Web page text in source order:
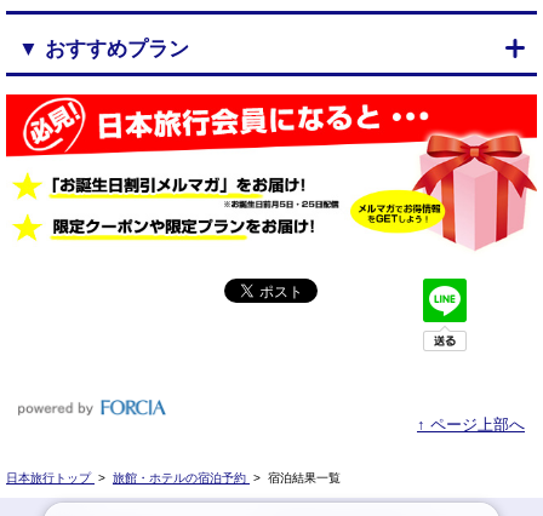
▼ おすすめプラン
↑ ページ上部へ
日本旅行トップ > 旅館・ホテルの宿泊予約 > 宿泊結果一覧